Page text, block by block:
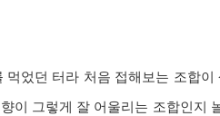
었던 터라 처음 접해보는 조합
이 그렇게 잘 어울리는 조합인지